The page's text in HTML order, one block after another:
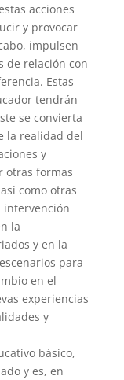
acciones
y provocar
impulsen
de relación con
Estas
tendrán
se convierta
la realidad del
y
otras formas
como otras
intervención
la
y en la
para
en el
experiencias
y
básico,
y es, en